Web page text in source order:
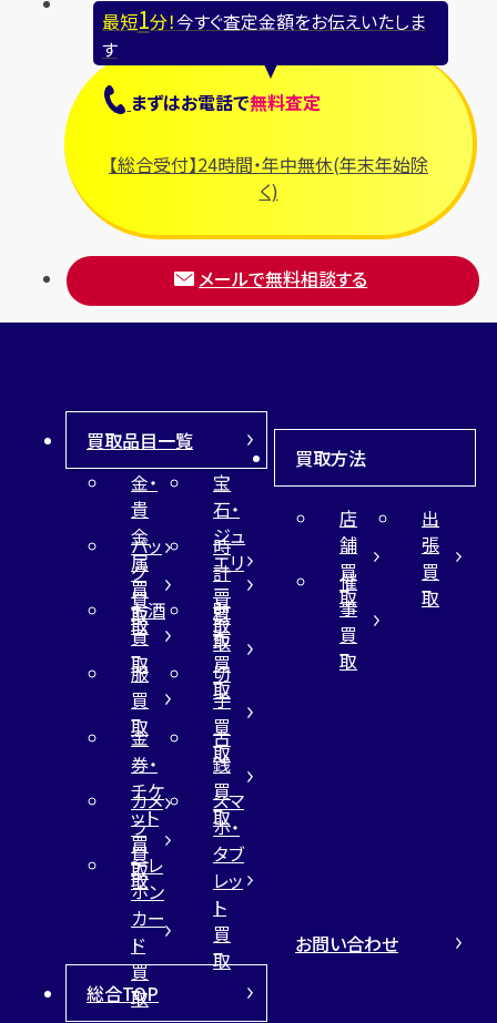
最短1分！今すぐ査定金額をお伝えいたしま
す
まずはお電話で無料査定
【総合受付】24時間・年中無休(年末年始除
く)
メールで無料相談する
買取品目一覧
金・
貴
金
属
買
取
宝
石・
ジュ
エリ
ー
買
取
バッ
グ
買
取
時
計
買
取
お酒
買
取
財
布
買
取
服
買
取
切
手
買
取
金
券・
チケ
ット
買
取
古
銭
買
取
カメ
ラ
買
取
スマ
ホ・
タブ
レッ
ト
買
取
テレ
ホン
カー
ド
買
取
買取方法
店
舗
買
取
出
張
買
取
催
事
買
取
総合TOP
お問い合わせ